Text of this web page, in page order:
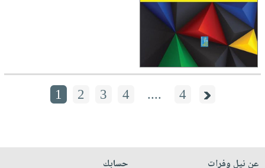
1 2 3 4 .... 4
عن نيل وفرات
حسابك